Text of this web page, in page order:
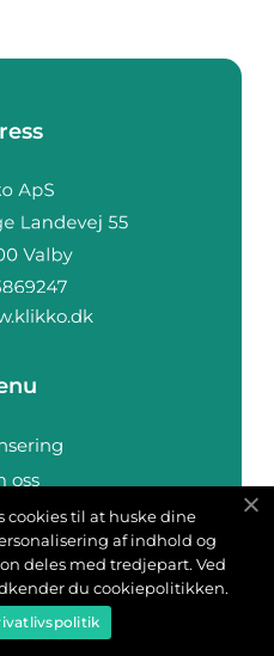
oss
oss
cookies til at huske dine
af indhold og
deles med tredjepart. Ved
du cookiepolitikken.